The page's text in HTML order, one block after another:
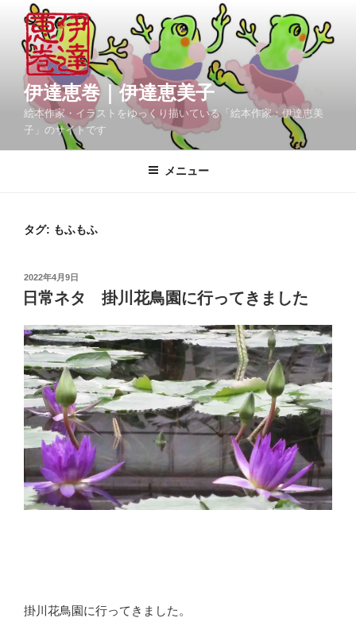
伊達恵巻｜伊達恵美子
絵本作家・イラストをゆっくり描いている「絵本作家：伊達恵美
子」のサイトです
メニュー
タグ: もふもふ
投
稿
日:
2022年4月9日
日常ネタ 掛川花鳥園に行ってきました
掛川花鳥園に行ってきました。